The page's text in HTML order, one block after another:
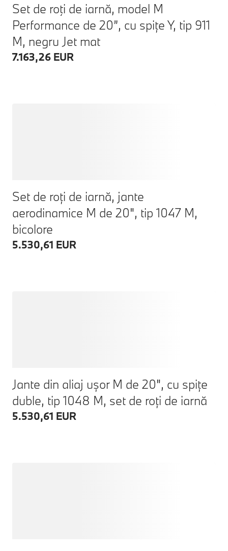
Set de roţi de iarnă, model M
Performance de 20”, cu spițe Y, tip 911
M, negru Jet mat
7.163,26 EUR
Set de roți de iarnă, jante
aerodinamice M de 20", tip 1047 M,
bicolore
5.530,61 EUR
Jante din aliaj ușor M de 20", cu spițe
duble, tip 1048 M, set de roți de iarnă
5.530,61 EUR